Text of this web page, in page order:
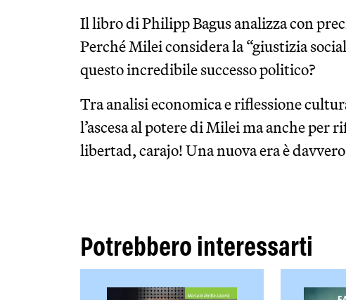
Il libro di Philipp Bagus analizza con
Perché Milei considera la “giustizia
questo incredibile successo politico?
Tra analisi economica e riflessione
l’ascesa al potere di Milei ma anche
libertad, carajo! Una nuova era è
Potrebbero interessarti